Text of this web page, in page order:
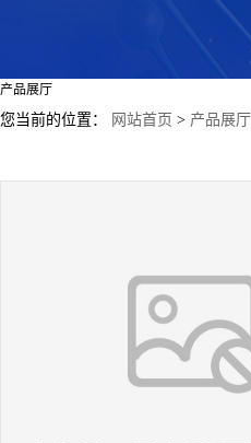
产品展厅
您当前的位置： 网站首页 > 产品展厅